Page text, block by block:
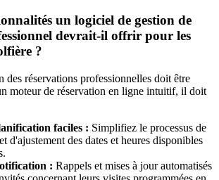
un logiciel de gestion de
devrait-il offrir pour les
?
des réservations professionnelles doit être
moteur de réservation en ligne intuitif, il doit
faciles : Simplifiez le processus de
d'ajustement des dates et heures disponibles
: Rappels et mises à jour automatisés